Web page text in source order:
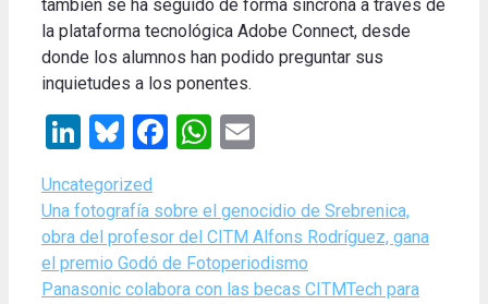
también se ha seguido de forma síncrona a través de
la plataforma tecnológica Adobe Connect, desde
donde los alumnos han podido preguntar sus
inquietudes a los ponentes.
LinkedIn
Bluesky
Facebook
WhatsApp
Categories
Uncategorized
Una fotografía sobre el genocidio de Srebrenica,
obra del profesor del CITM Alfons Rodríguez, gana
el premio Godó de Fotoperiodismo
Panasonic colabora con las becas CITMTech para